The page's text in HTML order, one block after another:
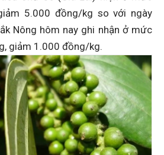
5.000 đồng/kg so với ngày
Nông hôm nay ghi nhận ở mức
giảm 1.000 đồng/kg.